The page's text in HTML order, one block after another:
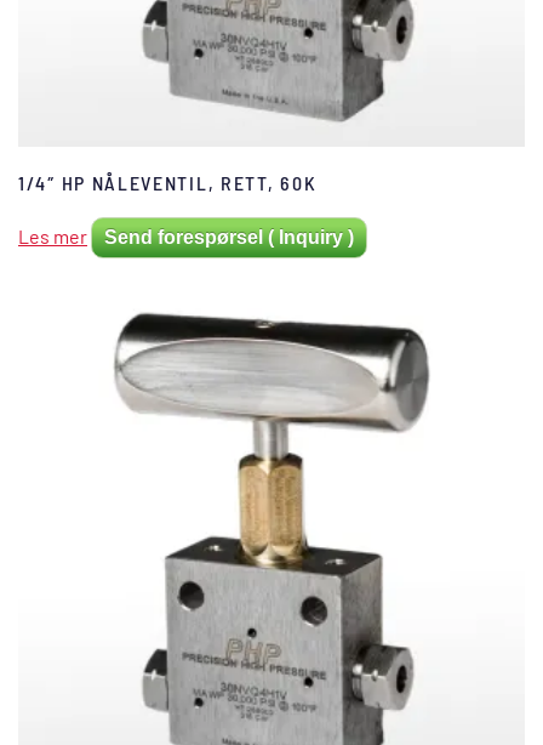
1/4″ HP NÅLEVENTIL, RETT, 60K
Les mer Send forespørsel ( Inquiry )